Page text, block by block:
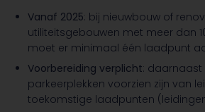
Vanaf 2025: bij nieuwbouw of
utiliteitsgebouwen met meer dan
moet er minimaal één laadpunt
Voorbereiding verplicht: daarnaast
parkeerplekken voorzien zijn van
toekomstige laadpunten